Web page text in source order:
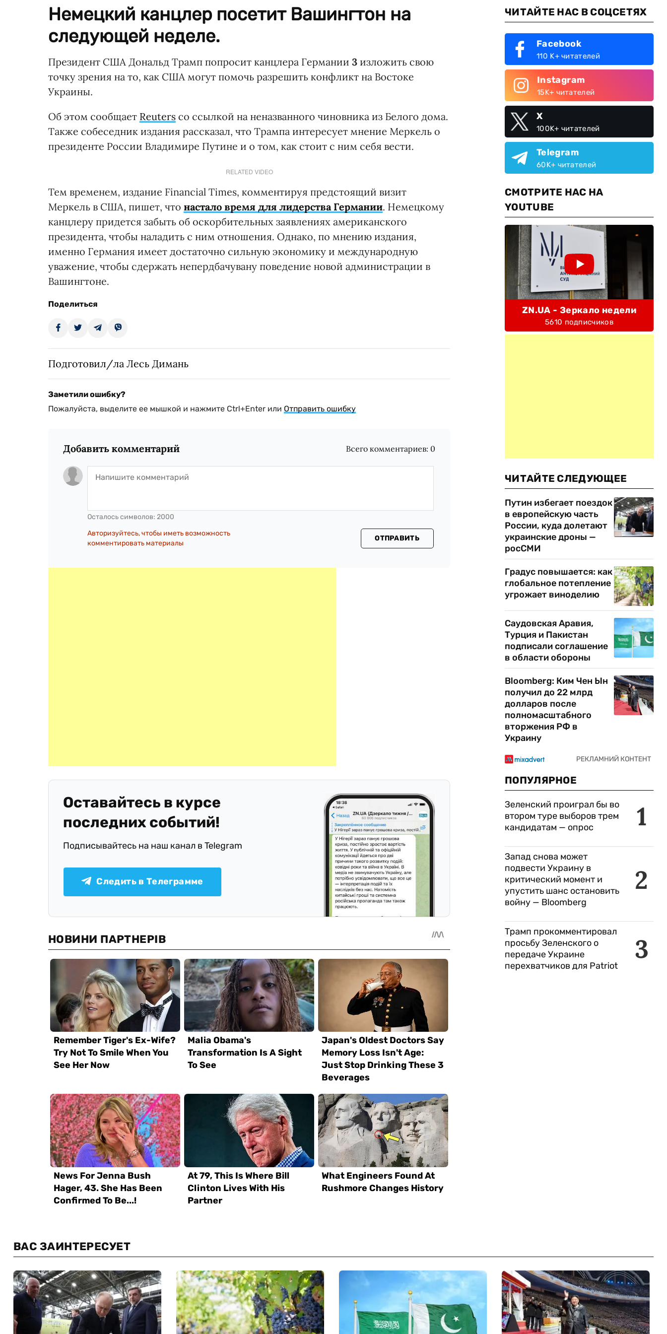
Немецкий канцлер посетит Вашингтон на
следующей неделе.
Президент США Дональд Трамп попросит канцлера Германии 3 изложить свою
точку зрения на то, как США могут помочь разрешить конфликт на Востоке
Украины.
Об этом сообщает Reuters со ссылкой на неназванного чиновника из Белого дома.
Также собеседник издания рассказал, что Трампа интересует мнение Меркель о
президенте России Владимире Путине и о том, как стоит с ним себя вести.
RELATED VIDEO
Тем временем, издание Financial Times, комментируя предстоящий визит
Меркель в США, пишет, что настало время для лидерства Германии. Немецкому
канцлеру придется забыть об оскорбительных заявлениях американского
президента, чтобы наладить с ним отношения. Однако, по мнению издания,
именно Германия имеет достаточно сильную экономику и международную
уважение, чтобы сдержать непердбачувану поведение новой администрации в
Вашингтоне.
Поделиться
Подготовил/ла Лесь Димань
Заметили ошибку?
Пожалуйста, выделите ее мышкой и нажмите Ctrl+Enter или Отправить ошибку
Добавить комментарий Всего комментариев: 0
Осталось символов: 2000
Авторизуйтесь, чтобы иметь возможность
комментировать материалы
ОТПРАВИТЬ
Оставайтесь в курсе
последних событий!
Подписывайтесь на наш канал в Telegram
Следить в Телеграмме
ЧИТАЙТЕ НАС В СОЦСЕТЯХ
Facebook
110 K+ читателей
Instagram
15K+ читателей
X
100K+ читателей
Telegram
60K+ читателей
СМОТРИТЕ НАС НА
YOUTUBE
ZN.UA - Зеркало недели
5610 подписчиков
ЧИТАЙТЕ СЛЕДУЮЩЕЕ
Путин избегает поездок
в европейскую часть
России, куда долетают
украинские дроны —
росСМИ
Градус повышается: как
глобальное потепление
угрожает виноделию
Саудовская Аравия,
Турция и Пакистан
подписали соглашение
в области обороны
Bloomberg: Ким Чен Ын
получил до 22 млрд
долларов после
полномасштабного
вторжения РФ в
Украину
ПОПУЛЯРНОЕ
1
Зеленский проиграл бы во
втором туре выборов трем
кандидатам — опрос
2
Запад снова может
подвести Украину в
критический момент и
упустить шанс остановить
войну — Bloomberg
3
Трамп прокомментировал
просьбу Зеленского о
передаче Украине
перехватчиков для Patriot
ВАС ЗАИНТЕРЕСУЕТ